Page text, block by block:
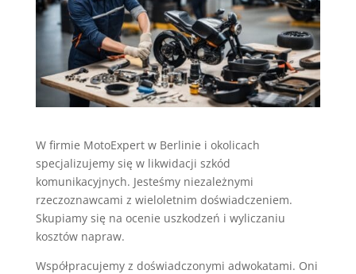
W firmie MotoExpert w Berlinie i okolicach
specjalizujemy się w likwidacji szkód
komunikacyjnych. Jesteśmy niezależnymi
rzeczoznawcami z wieloletnim doświadczeniem.
Skupiamy się na ocenie uszkodzeń i wyliczaniu
kosztów napraw.
Współpracujemy z doświadczonymi adwokatami. Oni